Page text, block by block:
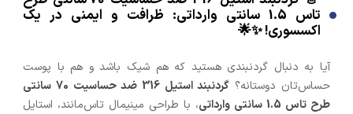
تاس 1.5 سانتی وارداتی: ظرافت و ایمنی در یک
اکسسوری! ✨🌟
آیا به دنبال گردنبندی هستید که هم شیک باشد و هم با پوست
حساس‌تان دوستانه؟
گردنبند استیل 316 ضد حساسیت 70 سانتی
طرح تاس 1.5 سانتی وارداتی
، با طراحی مینیمال تاس‌مانند، استایل